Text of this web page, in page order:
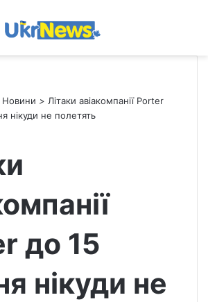
Новини > Літаки авіакомпанії Porter
нікуди не полетять
до 15
нікуди не